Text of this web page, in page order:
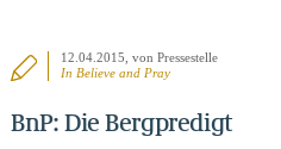
12.04.2015 , von Pressestelle
In Believe and Pray
BnP: Die Bergpredigt